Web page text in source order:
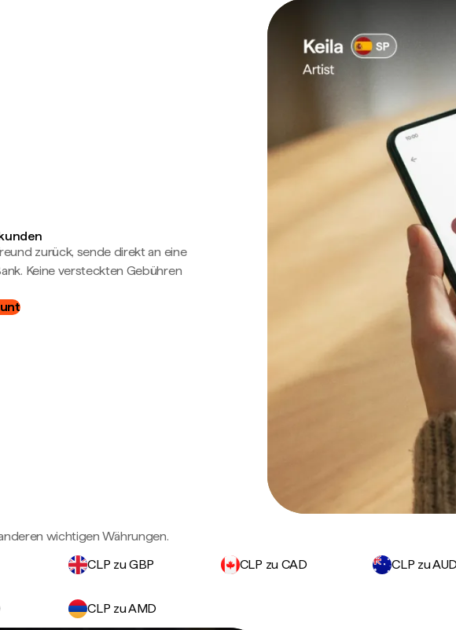
zurück, sende direkt an eine
Keine versteckten Gebühren
wichtigen Währungen.
CLP zu GBP CLP zu CAD CLP zu
CLP zu AMD